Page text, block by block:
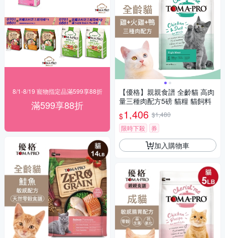
8/1-8/19 寵物指定品滿599享88折
滿599享88折
【優格】親親食譜 全齡貓 高肉
量三種肉配方5磅 貓糧 貓飼料
$1,406 $1,480
限時下殺
券
加入購物車